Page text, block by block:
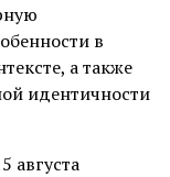
в
а также
идентичности
августа